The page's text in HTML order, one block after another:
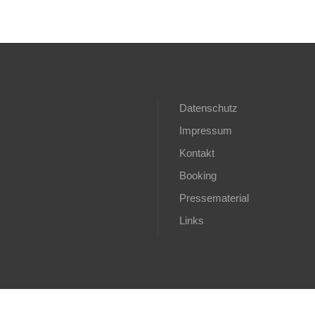
Datenschutz
Impressum
Kontakt
Booking
Pressematerial
Links